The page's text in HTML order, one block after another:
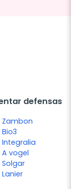
defensas
Zambon
Bio3
Integralia
A vogel
Solgar
Lanier